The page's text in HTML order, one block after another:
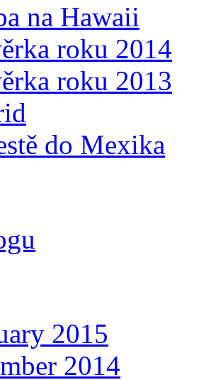
na Hawaii
roku 2014
roku 2013
do Mexika
2015
2014